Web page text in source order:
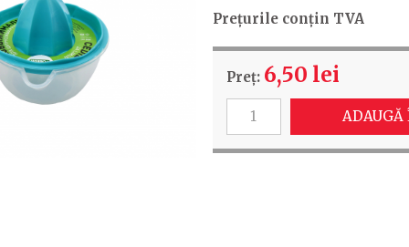
Prețurile conțin TVA
Preț: 6,50 lei
ADAUGĂ